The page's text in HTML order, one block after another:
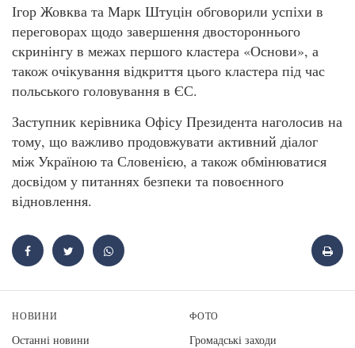
Ігор Жовква та Марк Штуцін обговорили успіхи в
переговорах щодо завершення двостороннього
скринінгу в межах першого кластера «Основи», а
також очікування відкриття цього кластера під час
польського головування в ЄС.
Заступник керівника Офісу Президента наголосив на
тому, що важливо продовжувати активний діалог
між Україною та Словенією, а також обмінюватися
досвідом у питаннях безпеки та повоєнного
відновлення.
НОВИНИ
Останні новини
ФОТО
Громадські заходи